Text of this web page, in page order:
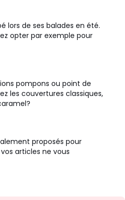
lors de ses balades en été.
opter par exemple pour
pompons ou point de
les couvertures classiques,
proposés pour
articles ne vous